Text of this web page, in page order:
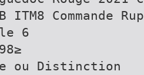
ITM8 Commande
6
ou Distinction